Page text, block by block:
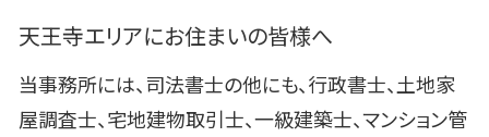
天王寺エリアにお住まいの皆様へ
当事務所には、司法書士の他にも、行政書士、土地家
屋調査士、宅地建物取引士、一級建築士、マンション管